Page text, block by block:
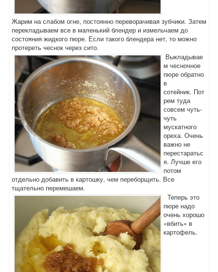
Жарим на слабом огне, постоянно переворачивая зубчики. Затем
перекладываем все в маленький блендер и измельчаем до
состояния жидкого пюре. Если такого блендера нет, то можно
протереть чеснок через сито.
Выкладывае
м чесночное
пюре обратно
в
сотейник. Пот
рем туда
совсем чуть-
чуть
мускатного
ореха. Очень
важно не
перестаратьс
я. Лучше его
потом
отдельно добавить в картошку, чем переборщить. Все
тщательно перемешаем.
Теперь это
пюре надо
очень хорошо
«вбить» в
картофель.